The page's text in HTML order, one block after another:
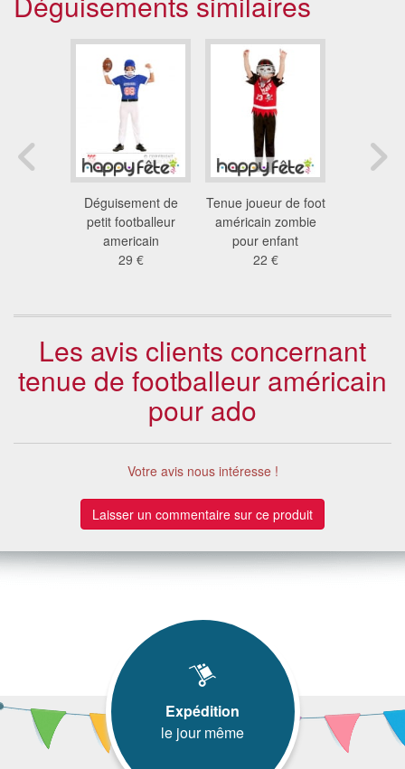
Déguisement de
petit footballeur
americain
29 €
Tenue joueur de foot
américain zombie
pour enfant
22 €
Les avis clients concernant
tenue de footballeur américain
pour ado
Votre avis nous intéresse !
Laisser un commentaire sur ce produit
Expédition
le jour même